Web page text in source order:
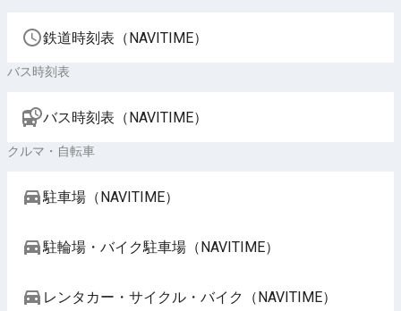
鉄道時刻表（NAVITIME）
バス時刻表
バス時刻表（NAVITIME）
クルマ・自転車
駐車場（NAVITIME）
駐輪場・バイク駐車場（NAVITIME）
レンタカー・サイクル・バイク（NAVITIME）